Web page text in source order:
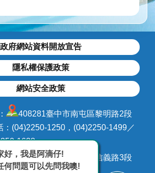
政府網站資料開放宣告
隱私權保護政策
網站安全政策
408281臺中市南屯區黎明路2段
：(04)2250-1250，(04)2250-1499／
1628
106242臺北市大安區信義路3段
／電話：(02)3707-3000，
好，我是阿滴仔!
何問題可以先問我噢!